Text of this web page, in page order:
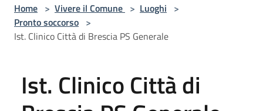
Home > Vivere il Comune > Luoghi >
Pronto soccorso >
Ist. Clinico Città di Brescia PS Generale
Ist. Clinico Città di